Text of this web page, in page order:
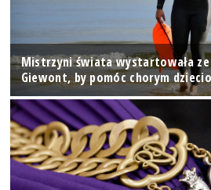
Mistrzyni świata wystartowała ze
Giewont, by pomóc chorym